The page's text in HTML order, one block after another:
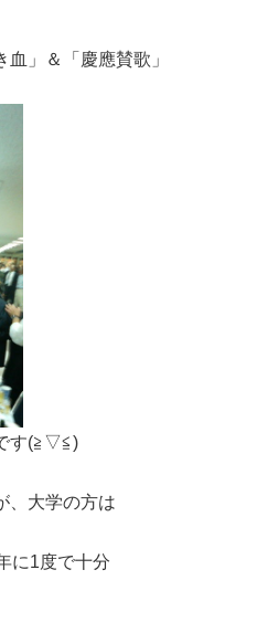
」＆「慶應賛歌」
す(≧▽≦)
、大学の方は
に1度で十分